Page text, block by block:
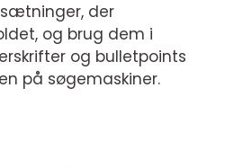
der
og brug dem i
og bulletpoints
på søgemaskiner.